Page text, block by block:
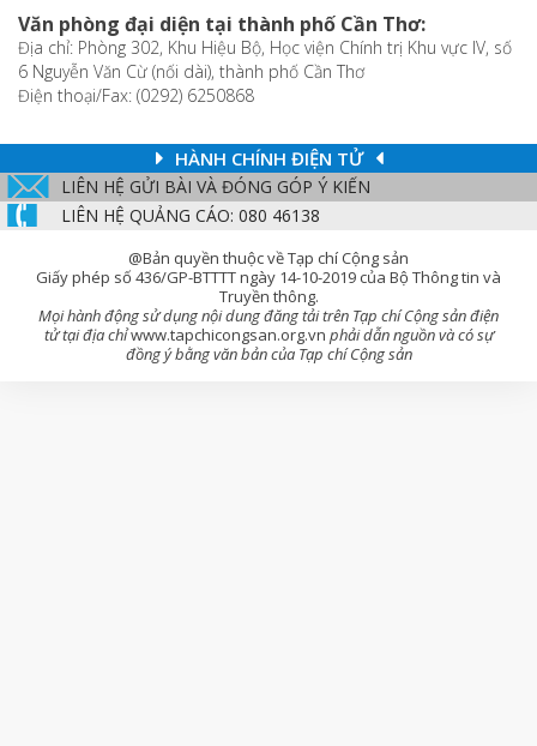
Văn phòng đại diện tại thành phố Cần Thơ:
Địa chỉ: Phòng 302, Khu Hiệu Bộ, Học viện Chính trị Khu vực IV, số
6 Nguyễn Văn Cừ (nối dài), thành phố Cần Thơ
Điện thoại/Fax: (0292) 6250868
HÀNH CHÍNH ĐIỆN TỬ
LIÊN HỆ GỬI BÀI VÀ ĐÓNG GÓP Ý KIẾN
LIÊN HỆ QUẢNG CÁO: 080 46138
@Bản quyền thuộc về Tạp chí Cộng sản
Giấy phép số 436/GP-BTTTT ngày 14-10-2019 của Bộ Thông tin và
Truyền thông.
Mọi hành động sử dụng nội dung đăng tải trên Tạp chí Cộng sản điện
tử tại địa chỉwww.tapchicongsan.org.vn phải dẫn nguồn và có sự
đồng ý bằng văn bản của Tạp chí Cộng sản